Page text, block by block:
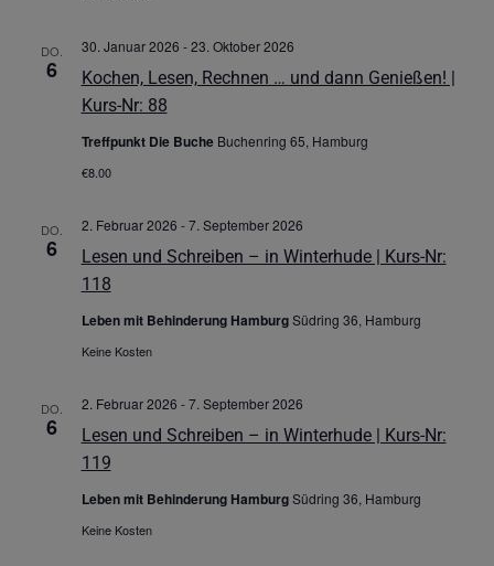
DO.
6
Kochen, Lesen, Rechnen … und dann Genießen! |
Kurs-Nr: 88
30. Januar 2026 -23. Oktober 2026
Treffpunkt Die Buche Buchenring 65, Hamburg
€8.00
DO.
6
Lesen und Schreiben – in Winterhude | Kurs-Nr:
118
2. Februar 2026 -7. September 2026
Leben mit Behinderung HamburgSüdring 36, Hamburg
Keine Kosten
DO.
6
Lesen und Schreiben – in Winterhude | Kurs-Nr:
119
2. Februar 2026 -7. September 2026
Leben mit Behinderung HamburgSüdring 36, Hamburg
Keine Kosten